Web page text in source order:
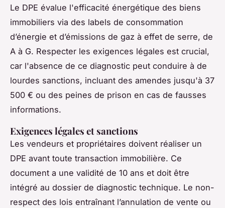
Le DPE évalue l'efficacité énergétique des biens
immobiliers via des labels de consommation
d’énergie et d’émissions de gaz à effet de serre, de
A à G. Respecter les exigences légales est crucial,
car l'absence de ce diagnostic peut conduire à de
lourdes sanctions, incluant des amendes jusqu'à 37
500 € ou des peines de prison en cas de fausses
informations.
Exigences légales et sanctions
Les vendeurs et propriétaires doivent réaliser un
DPE avant toute transaction immobilière. Ce
document a une validité de 10 ans et doit être
intégré au dossier de diagnostic technique. Le non-
respect des lois entraînant l’annulation de vente ou